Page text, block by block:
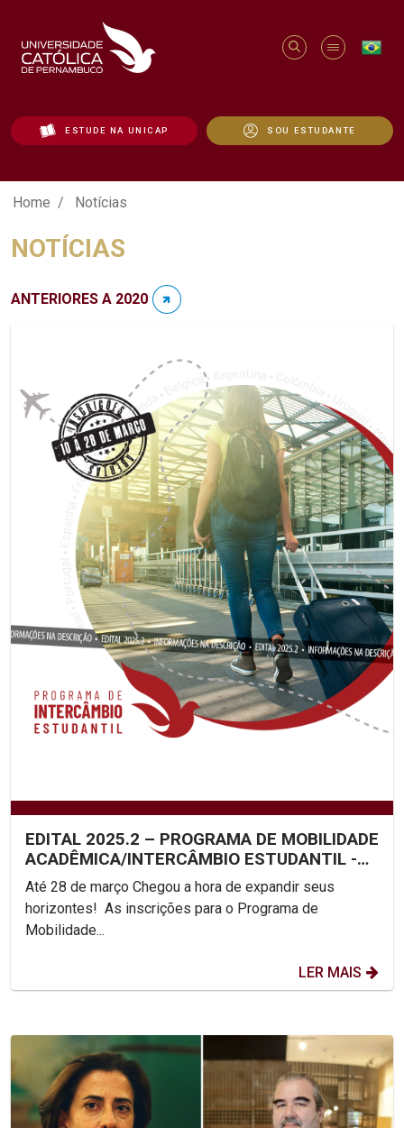
ESTUDE NA UNICAP SOU ESTUDANTE
Notícias - Unicap
Home Notícias
NOTÍCIAS
ANTERIORES A 2020
EDITAL 2025.2 – PROGRAMA DE MOBILIDADE
ACADÊMICA/INTERCÂMBIO ESTUDANTIL -
UNICAP
Até 28 de março Chegou a hora de expandir seus
horizontes! As inscrições para o Programa de
Mobilidade...
LER MAIS